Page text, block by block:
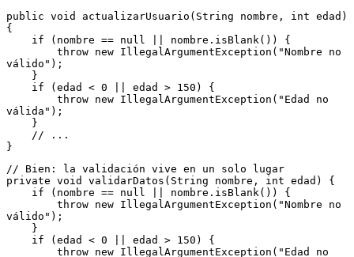
public void actualizarUsuario(String nombre, int edad)
{
if (nombre == null || nombre.isBlank()) {
válido");
}
if (edad < 0 || edad > 150) {
válida");
}
// ...
}
// Bien: la validación vive en un solo lugar
private void validarDatos(String nombre, int edad) {
if (nombre == null || nombre.isBlank()) {
válido");
}
if (edad < 0 || edad > 150) {